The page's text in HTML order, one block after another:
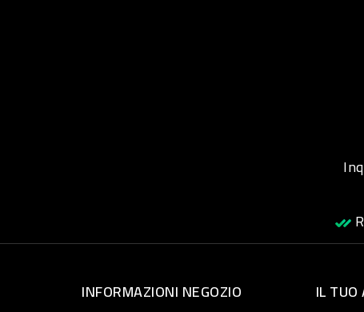
INFORMAZIONI NEGOZIO IL TUO